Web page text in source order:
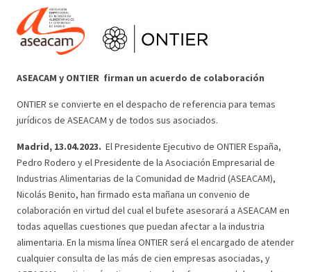
ASEACAM y ONTIER firman un acuerdo de colaboración
ONTIER se convierte en el despacho de referencia para temas
jurídicos de ASEACAM y de todos sus asociados.
Madrid, 13.04.2023. El Presidente Ejecutivo de ONTIER España,
Pedro Rodero y el Presidente de la Asociación Empresarial de
Industrias Alimentarias de la Comunidad de Madrid (ASEACAM),
Nicolás Benito, han firmado esta mañana un convenio de
colaboración en virtud del cual el bufete asesorará a ASEACAM en
todas aquellas cuestiones que puedan afectar a la industria
alimentaria. En la misma línea ONTIER será el encargado de atender
cualquier consulta de las más de cien empresas asociadas, y